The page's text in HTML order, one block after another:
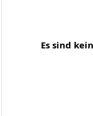
Es sind